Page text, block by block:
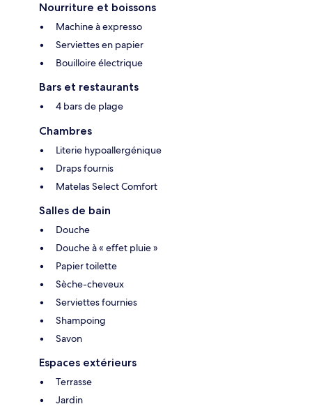
Nourriture et boissons
Machine à expresso
Serviettes en papier
Bouilloire électrique
Bars et restaurants
4 bars de plage
Chambres
Literie hypoallergénique
Draps fournis
Matelas Select Comfort
Salles de bain
Douche
Douche à « effet pluie »
Papier toilette
Sèche-cheveux
Serviettes fournies
Shampoing
Savon
Espaces extérieurs
Terrasse
Jardin